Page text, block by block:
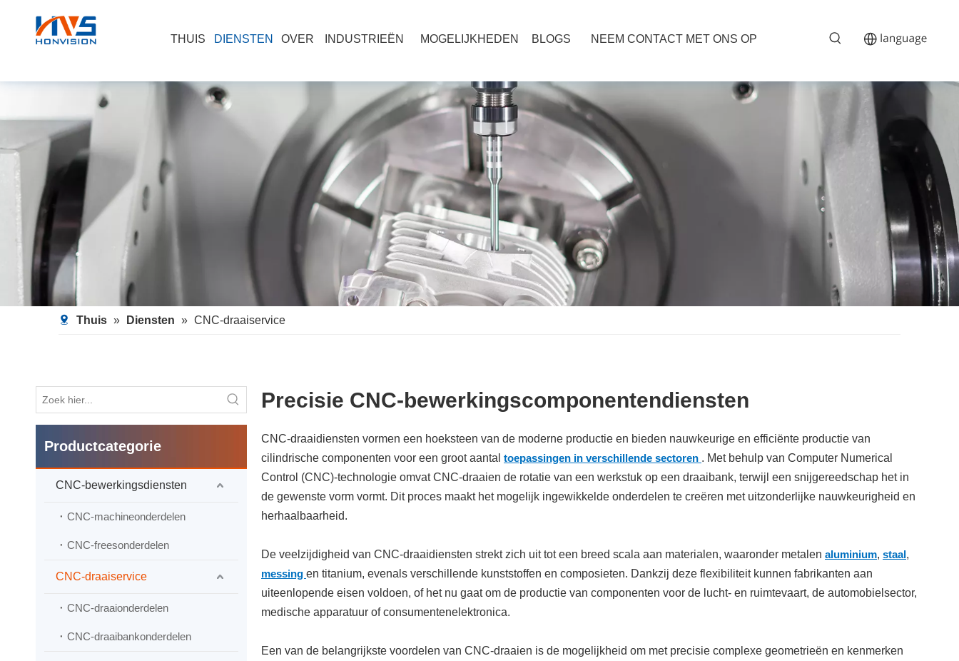
THUIS DIENSTEN OVER INDUSTRIEËN MOGELIJKHEDEN BLOGS NEEM CONTACT MET ONS OP
Thuis » Diensten » CNC-draaiservice
Productcategorie
CNC-bewerkingsdiensten
CNC-machineonderdelen
CNC-freesonderdelen
CNC-draaiservice
CNC-draaionderdelen
CNC-draaibankonderdelen
Precisie CNC-bewerkingscomponentendiensten
CNC-draaidiensten vormen een hoeksteen van de moderne productie en bieden nauwkeurige en efficiënte productie van
cilindrische componenten voor een groot aantal toepassingen in verschillende sectoren . Met behulp van Computer Numerical
Control (CNC)-technologie omvat CNC-draaien de rotatie van een werkstuk op een draaibank, terwijl een snijgereedschap het in
de gewenste vorm vormt. Dit proces maakt het mogelijk ingewikkelde onderdelen te creëren met uitzonderlijke nauwkeurigheid en
herhaalbaarheid.
De veelzijdigheid van CNC-draaidiensten strekt zich uit tot een breed scala aan materialen, waaronder metalen aluminium, staal,
messing en titanium, evenals verschillende kunststoffen en composieten. Dankzij deze flexibiliteit kunnen fabrikanten aan
uiteenlopende eisen voldoen, of het nu gaat om de productie van componenten voor de lucht- en ruimtevaart, de automobielsector,
medische apparatuur of consumentenelektronica.
Een van de belangrijkste voordelen van CNC-draaien is de mogelijkheid om met precisie complexe geometrieën en kenmerken